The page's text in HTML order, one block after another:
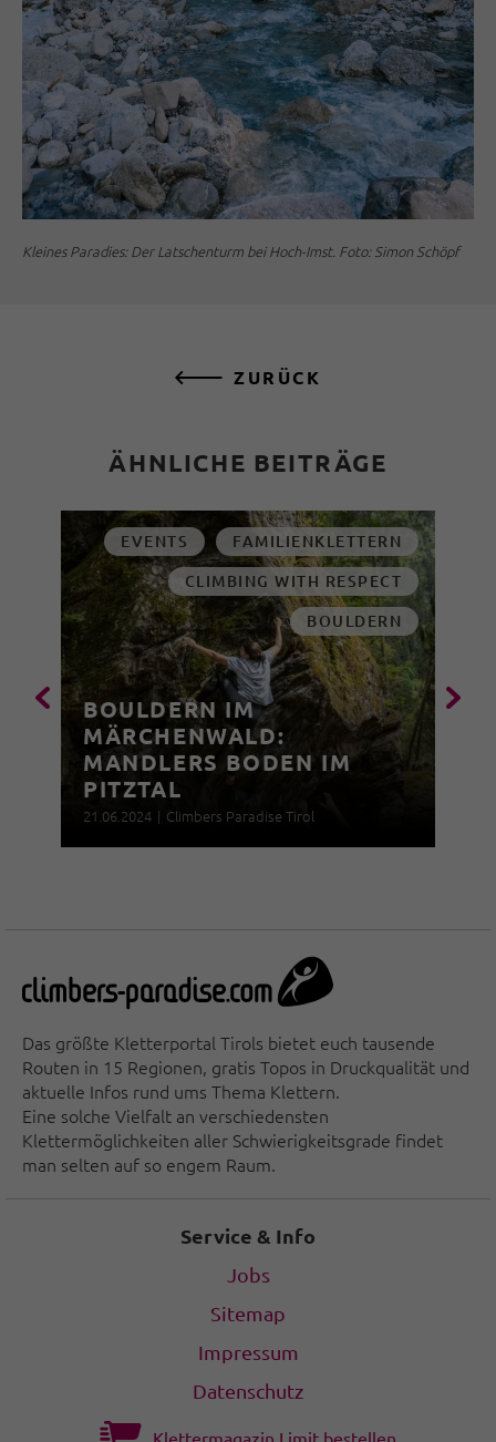
Kleines Paradies: Der Latschenturm bei Hoch-Imst. Foto: Simon Schöpf
ZURÜCK
ÄHNLICHE BEITRÄGE
EVENTS
FAMILIENKLETTERN
CLIMBING WITH RESPECT
BOULDERN
BOULDERN IM
MÄRCHENWALD:
MANDLERS BODEN IM
PITZTAL
21.06.2024 | Climbers Paradise Tirol
Das größte Kletterportal Tirols bietet euch tausende
Routen in 15 Regionen, gratis Topos in Druckqualität und
aktuelle Infos rund ums Thema Klettern.
Eine solche Vielfalt an verschiedensten
Klettermöglichkeiten aller Schwierigkeitsgrade findet
man selten auf so engem Raum.
Service & Info
Jobs
Sitemap
Impressum
Datenschutz